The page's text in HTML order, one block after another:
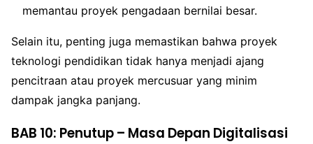
memantau proyek pengadaan bernilai besar.
Selain itu, penting juga memastikan bahwa proyek
teknologi pendidikan tidak hanya menjadi ajang
pencitraan atau proyek mercusuar yang minim
dampak jangka panjang.
BAB 10: Penutup – Masa Depan Digitalisasi